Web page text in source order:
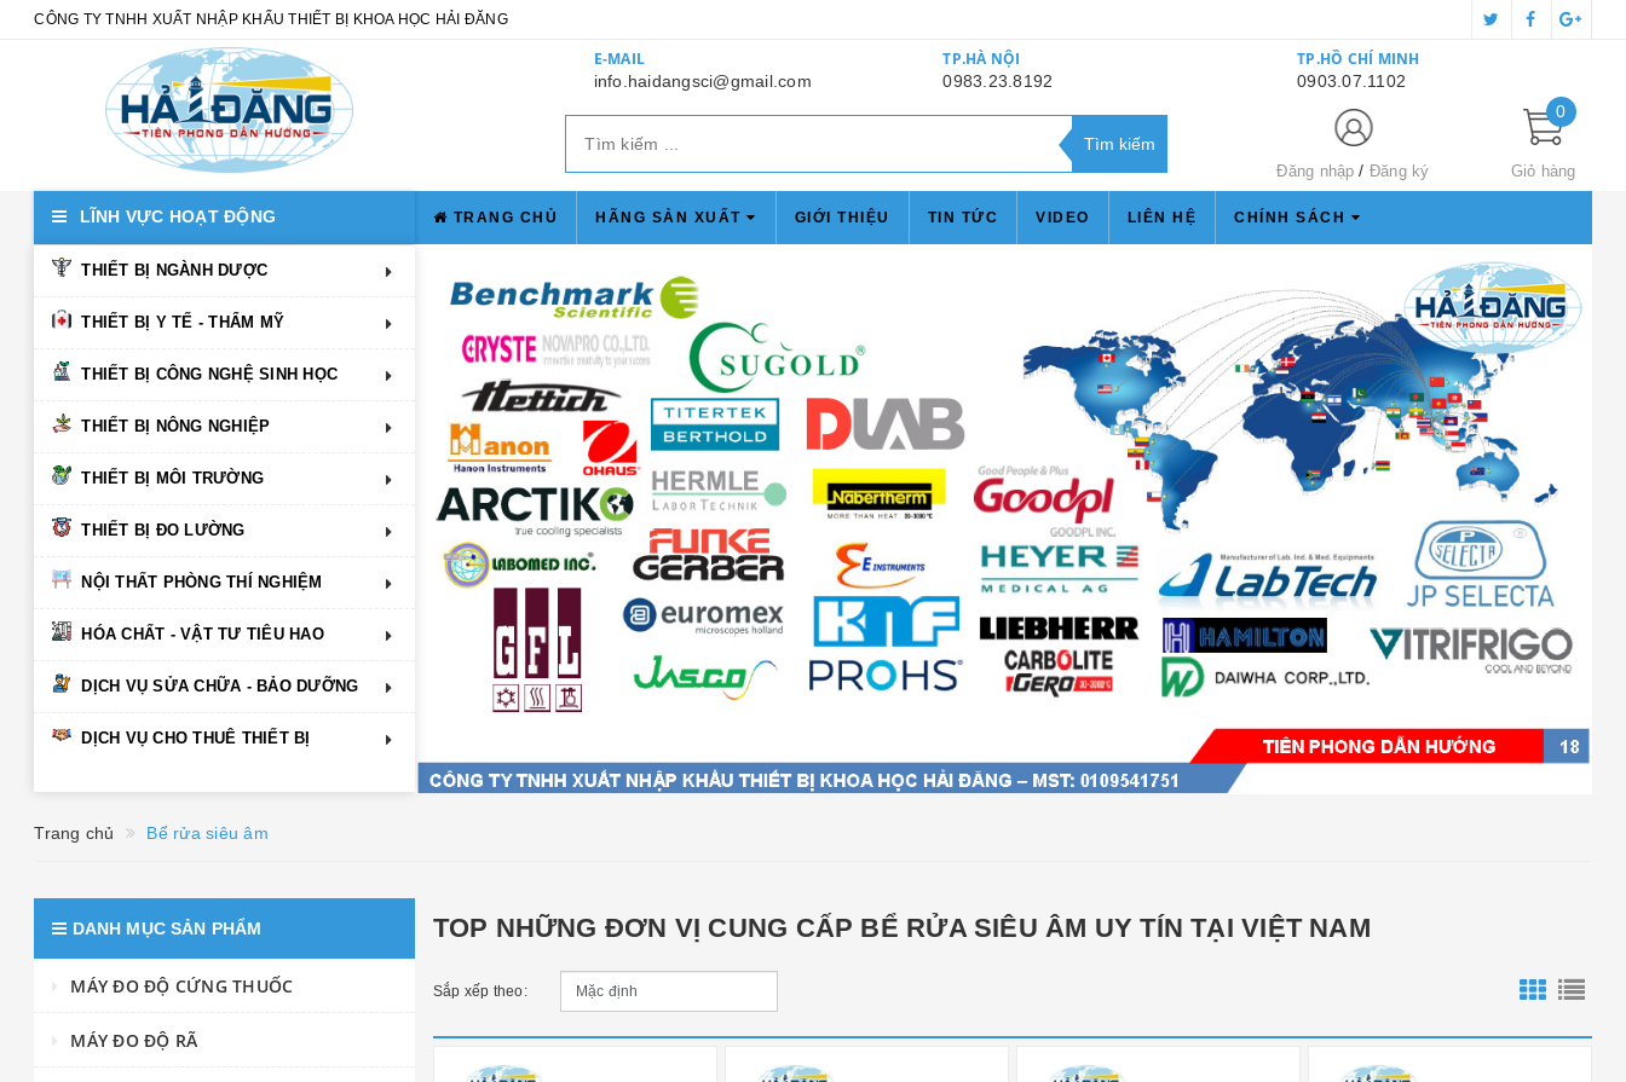
CÔNG TY TNHH XUẤT NHẬP KHẨU THIẾT BỊ KHOA HỌC HẢI ĐĂNG
E-MAIL
info.haidangsci@gmail.com
TP.HÀ NỘI
0983.23.8192
TP.HỒ CHÍ MINH
0903.07.1102
Đăng nhập Đăng ký
0
Giỏ hàng
TRANG CHỦ HÃNG SẢN XUẤT GIỚI THIỆU TIN TỨC VIDEO LIÊN HỆ CHÍNH SÁCH
LĨNH VỰC HOẠT ĐỘNG
THIẾT BỊ NGÀNH DƯỢC
THIẾT BỊ Y TẾ - THẨM MỸ
THIẾT BỊ CÔNG NGHỆ SINH HỌC
THIẾT BỊ NÔNG NGHIỆP
THIẾT BỊ MÔI TRƯỜNG
THIẾT BỊ ĐO LƯỜNG
NỘI THẤT PHÒNG THÍ NGHIỆM
HÓA CHẤT - VẬT TƯ TIÊU HAO
DỊCH VỤ SỬA CHỮA - BẢO DƯỠNG
DỊCH VỤ CHO THUÊ THIẾT BỊ
Trang chủ Bể rửa siêu âm
TOP NHỮNG ĐƠN VỊ CUNG CẤP BỂ RỬA SIÊU ÂM UY TÍN TẠI VIỆT NAM
Sắp xếp theo:
DANH MỤC SẢN PHẨM
MÁY ĐO ĐỘ CỨNG THUỐC
MÁY ĐO ĐỘ RÃ